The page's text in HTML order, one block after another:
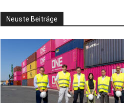
Neuste Beiträge